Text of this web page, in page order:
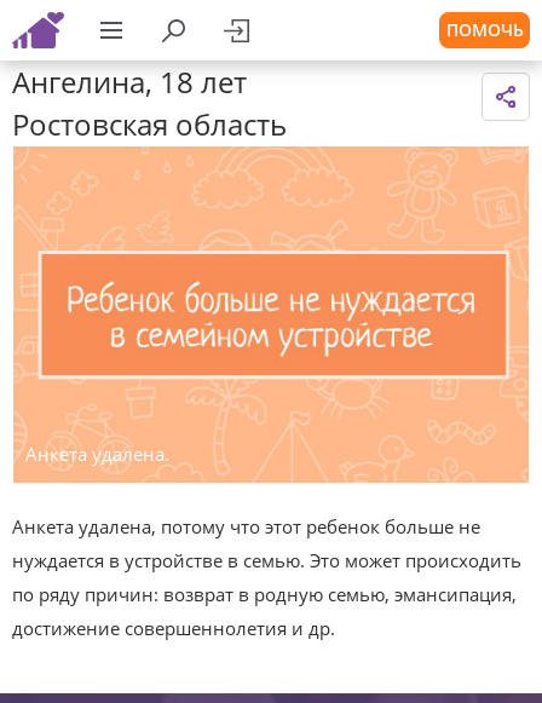
ПОМОЧЬ
Ангелина, 18 лет
Ростовская область
Анкета удалена.
Анкета удалена, потому что этот ребенок больше не
нуждается в устройстве в семью. Это может происходить
по ряду причин: возврат в родную семью, эмансипация,
достижение совершеннолетия и др.